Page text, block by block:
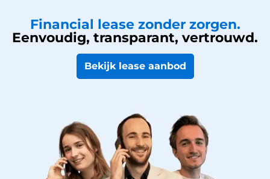
Financial lease zonder zorgen.
Eenvoudig, transparant, vertrouwd.
Bekijk lease aanbod